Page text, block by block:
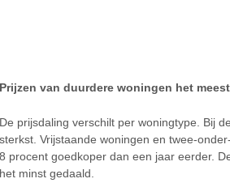
Prijzen van duurdere woningen het
De prijsdaling verschilt per woningtype. Bij
sterkst. Vrijstaande woningen en twee-
8 procent goedkoper dan een jaar eerder.
het minst gedaald.